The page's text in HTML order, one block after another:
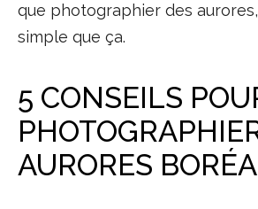
que photographier des aurores,
simple que ça.
5 CONSEILS
AURORES